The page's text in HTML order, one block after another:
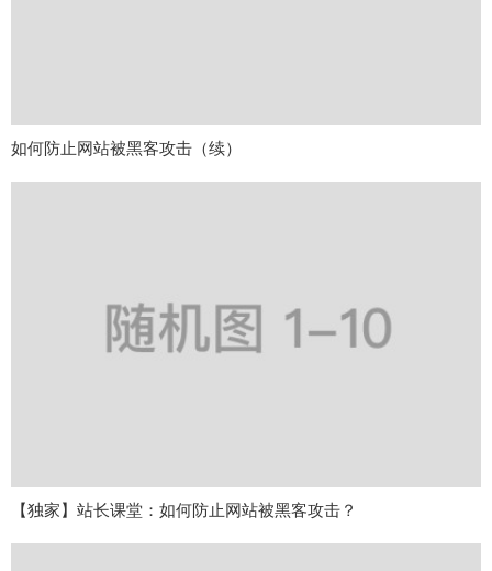
如何防止网站被黑客攻击（续）
【独家】站长课堂：如何防止网站被黑客攻击？